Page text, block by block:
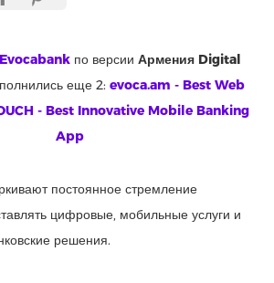
Evocabankпо версии Армения Digital
еще 2: evoca.am - Best Web
- Best Innovative Mobile Banking
App
постоянное стремление
цифровые, мобильные услуги и
решения.